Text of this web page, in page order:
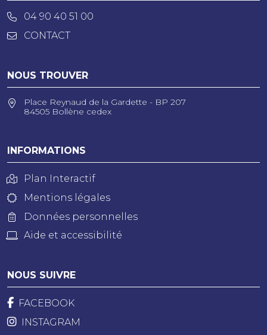
04 90 40 51 00
CONTACT
NOUS TROUVER
Place Reynaud de la Gardette - BP 207
84505 Bollène cedex
INFORMATIONS
Plan Interactif
Mentions légales
Données personnelles
Aide et accessibilité
NOUS SUIVRE
FACEBOOK
INSTAGRAM